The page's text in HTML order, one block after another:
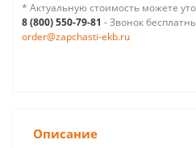
* Актуальную стоимость можете
8 (800) 550-79-81 - Звонок
order@zapchasti-ekb.ru
Описание